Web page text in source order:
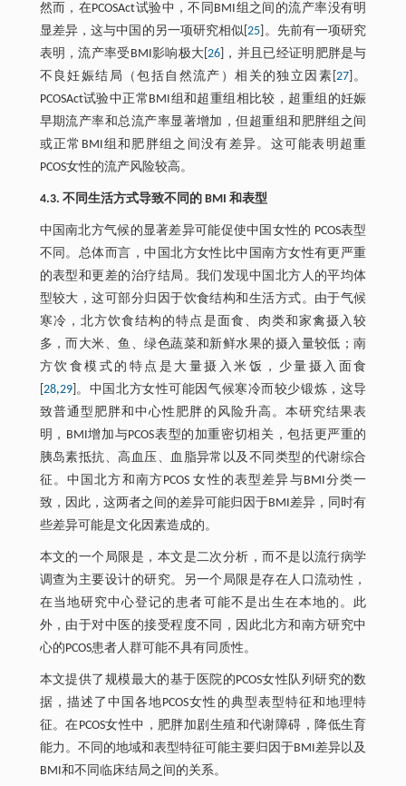
然而，在PCOSAct试验中，不同BMI组之间的流产率没有明
显差异，这与中国的另一项研究相似[25 ]。先前有一项研究
表明，流产率受BMI影响极大[26 ]，并且已经证明肥胖是与
不良妊娠结局（包括自然流产）相关的独立因素[ 27 ]。
PCOSAct试验中正常BMI组和超重组相比较，超重组的妊娠
早期流产率和总流产率显著增加，但超重组和肥胖组之间
或正常BMI组和肥胖组之间没有差异。这可能表明超重
PCOS女性的流产风险较高。
4.3. 不同生活方式导致不同的 BMI 和表型
中国南北方气候的显著差异可能促使中国女性的 PCOS表型
不同。总体而言，中国北方女性比中国南方女性有更严重
的表型和更差的治疗结局。我们发现中国北方人的平均体
型较大，这可部分归因于饮食结构和生活方式。由于气候
寒冷，北方饮食结构的特点是面食、肉类和家禽摄入较
多，而大米、鱼、绿色蔬菜和新鲜水果的摄入量较低；南
方饮食模式的特点是大量摄入米饭，少量摄入面食
28,29]。中国北方女性可能因气候寒冷而较少锻炼，这导
致普通型肥胖和中心性肥胖的风险升高。本研究结果表
明，BMI增加与PCOS表型的加重密切相关，包括更严重的
胰岛素抵抗、高血压、血脂异常以及不同类型的代谢综合
征。中国北方和南方PCOS 女性的表型差异与BMI分类一
致，因此，这两者之间的差异可能归因于BMI差异，同时有
些差异可能是文化因素造成的。
本文的一个局限是，本文是二次分析，而不是以流行病学
调查为主要设计的研究。另一个局限是存在人口流动性，
在当地研究中心登记的患者可能不是出生在本地的。此
外，由于对中医的接受程度不同，因此北方和南方研究中
心的PCOS患者人群可能不具有同质性。
本文提供了规模最大的基于医院的PCOS女性队列研究的数
据，描述了中国各地PCOS女性的典型表型特征和地理特
征。在PCOS女性中，肥胖加剧生殖和代谢障碍，降低生育
能力。不同的地域和表型特征可能主要归因于BMI差异以及
BMI和不同临床结局之间的关系。